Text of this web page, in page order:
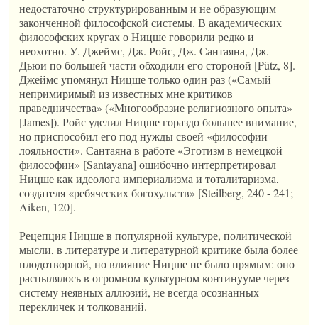
недостаточно структурированным и не образующим
законченной философской системы. В академических
философских кругах о Ницше говорили редко и
неохотно. У. Джеймс, Дж. Ройс, Дж. Сантаяна, Дж.
Дьюи по большей части обходили его стороной [Pütz, 8].
Джеймс упомянул Ницше только один раз («Самый
непримиримый из известных мне критиков
праведничества» («Многообразие религиозного опыта»
[James]). Ройс уделил Ницше гораздо большее внимание,
но приспособил его под нужды своей «философии
лояльности». Сантаяна в работе «Эготизм в немецкой
философии» [Santayana] ошибочно интерпретировал
Ницше как идеолога империализма и тоталитаризма,
создателя «ребяческих богохульств» [Steilberg, 240 - 241;
Aiken, 120].
Рецепция Ницше в популярной культуре, политической
мысли, в литературе и литературной критике была более
плодотворной, но влияние Ницше не было прямым: оно
распылялось в огромном культурном континууме через
систему неявных аллюзий, не всегда осознанных
перекличек и толкований.